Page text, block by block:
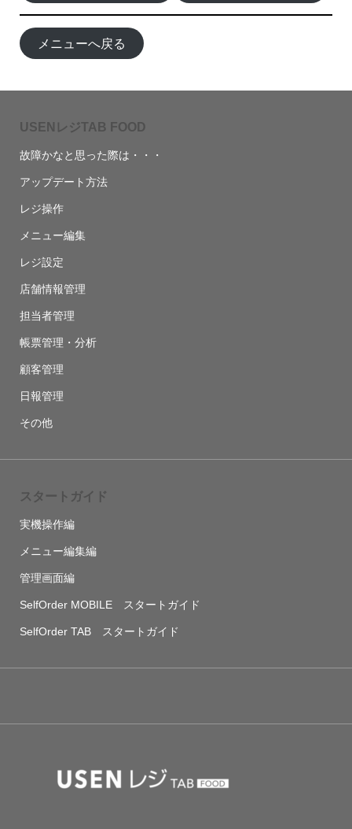
メニューへ戻る
USENレジTAB FOOD
故障かなと思った際は・・・
アップデート方法
レジ操作
メニュー編集
レジ設定
店舗情報管理
担当者管理
帳票管理・分析
顧客管理
日報管理
その他
スタートガイド
実機操作編
メニュー編集編
管理画面編
SelfOrder MOBILE スタートガイド
SelfOrder TAB スタートガイド